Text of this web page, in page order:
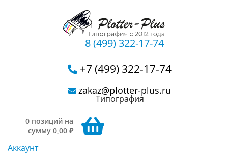
8 (499) 322-17-74
+7 (499) 322-17-74
zakaz@plotter-plus.ru
Типография
0 позиций на
сумму 0,00 ₽
Аккаунт